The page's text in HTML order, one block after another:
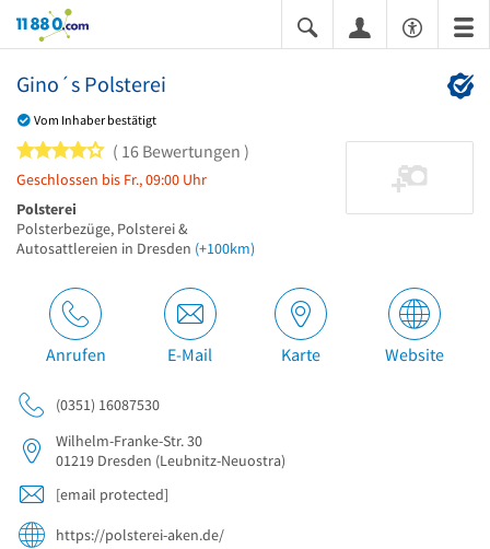
11880.com
Gino´s Polsterei
Vom Inhaber bestätigt
4 von 5 Sternen
16 Bewertungen
Geschlossen bis Fr., 09:00 Uhr
Polsterei
Polsterbezüge, Polsterei &
Autosattlereien in Dresden (+100km)
Anrufen E-Mail Karte Website
(0351) 16087530
Wilhelm-Franke-Str. 30
01219 Dresden (Leubnitz-Neuostra)
[email protected]
https://polsterei-aken.de/